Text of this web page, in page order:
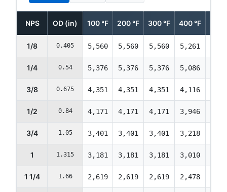
NPS OD (in) 100 °F 200 °F 300 °F 400 °F
1/8 0.405 5,560 5,560 5,560 5,261
1/4 0.54 5,376 5,376 5,376 5,086
3/8 0.675 4,351 4,351 4,351 4,116
1/2 0.84 4,171 4,171 4,171 3,946
3/4 1.05 3,401 3,401 3,401 3,218
1 1.315 3,181 3,181 3,181 3,010
1 1/4 1.66 2,619 2,619 2,619 2,478